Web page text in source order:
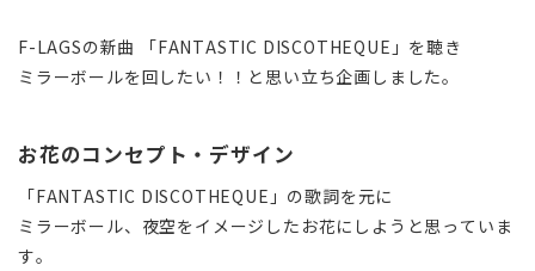
F-LAGSの新曲 「FANTASTIC DISCOTHEQUE」を聴き
ミラーボールを回したい！！と思い立ち企画しました。
お花のコンセプト・デザイン
「FANTASTIC DISCOTHEQUE」の歌詞を元に
ミラーボール、夜空をイメージしたお花にしようと思っていま
す。